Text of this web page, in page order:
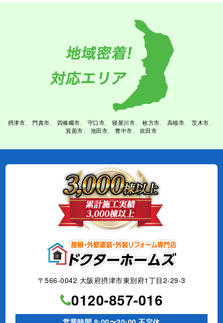
摂津市 門真市 四條畷市 守口市 寝屋川市 枚方市 高槻市
茨木市
箕面市
池田市 豊中市 吹田市
〒566-0042 大阪府摂津市東別府1丁目2-29-3
0120-857-016